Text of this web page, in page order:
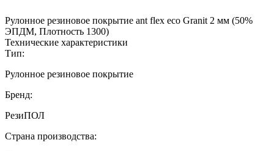
Рулонное резиновое покрытие ant flex eco Granit 2 мм (50%
ЭПДМ, Плотность 1300)
Технические характеристики
Тип:
Рулонное резиновое покрытие
Бренд:
РезиПОЛ
Страна производства: